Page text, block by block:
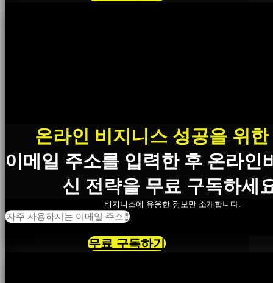
온라인 비지니스 성공을 위
이메일 주소를 입력한 후 온라인
신 전략을 무료 구독하세
비지니스에 유용한 정보만 소개합니다.
무료 구독하기